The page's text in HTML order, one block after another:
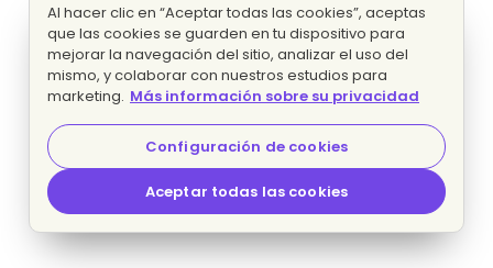
Al hacer clic en “Aceptar todas las cookies”, aceptas
que las cookies se guarden en tu dispositivo para
mejorar la navegación del sitio, analizar el uso del
mismo, y colaborar con nuestros estudios para
marketing. Más información sobre su privacidad
Configuración de cookies
Aceptar todas las cookies